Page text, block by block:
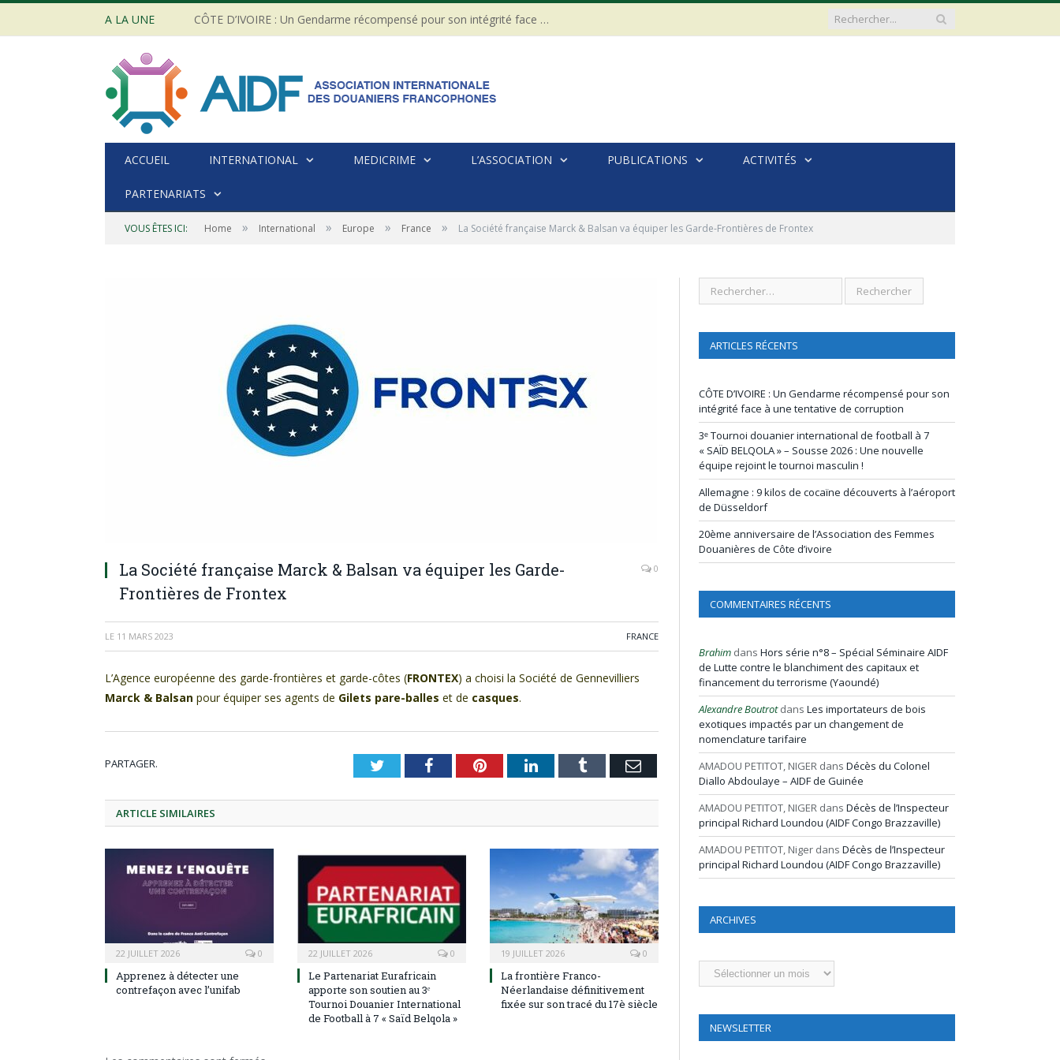
A LA UNE CÔTE D’IVOIRE : Un Gendarme récompensé pour son intégrité face à une tentative de corruption
ACCUEIL INTERNATIONAL MEDICRIME L’ASSOCIATION PUBLICATIONS ACTIVITÉS
PARTENARIATS
VOUS ÊTES ICI: Home » International » Europe » France » La Société française Marck & Balsan va équiper les Garde-Frontières de Frontex
La Société française Marck & Balsan va équiper les Garde-
Frontières de Frontex
0
LE 11 MARS 2023 FRANCE
L’Agence européenne des garde-frontières et garde-côtes (FRONTEX) a choisi la Société de Gennevilliers
Marck & Balsan pour équiper ses agents de Gilets pare-balles et de casques.
PARTAGER. TwitterFacebookPinterestLinkedInTumblr Email
ARTICLE SIMILAIRES
22 JUILLET 2026 0
Apprenez à détecter une
contrefaçon avec l’unifab
22 JUILLET 2026 0
Le Partenariat Eurafricain
apporte son soutien au 3ᵉ
Tournoi Douanier International
de Football à 7 « Saïd Belqola »
19 JUILLET 2026 0
La frontière Franco-
Néerlandaise définitivement
fixée sur son tracé du 17è siècle
ARTICLES RÉCENTS
CÔTE D’IVOIRE : Un Gendarme récompensé pour son
intégrité face à une tentative de corruption
3ᵉ Tournoi douanier international de football à 7
« SAÏD BELQOLA » – Sousse 2026 : Une nouvelle
équipe rejoint le tournoi masculin !
Allemagne : 9 kilos de cocaïne découverts à l’aéroport
de Düsseldorf
20ème anniversaire de l’Association des Femmes
Douanières de Côte d’ivoire
COMMENTAIRES RÉCENTS
Brahim dans Hors série n°8 – Spécial Séminaire AIDF
de Lutte contre le blanchiment des capitaux et
financement du terrorisme (Yaoundé)
Alexandre Boutrotdans Les importateurs de bois
exotiques impactés par un changement de
nomenclature tarifaire
AMADOU PETITOT, NIGER dans Décès du Colonel
Diallo Abdoulaye – AIDF de Guinée
AMADOU PETITOT, NIGER dans Décès de l’Inspecteur
principal Richard Loundou (AIDF Congo Brazzaville)
AMADOU PETITOT, Niger dans Décès de l’Inspecteur
principal Richard Loundou (AIDF Congo Brazzaville)
ARCHIVES
Archives
NEWSLETTER